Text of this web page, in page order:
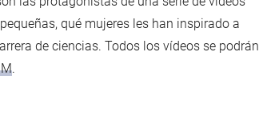
qué mujeres les han inspirado a
de ciencias. Todos los vídeos se podrán
.